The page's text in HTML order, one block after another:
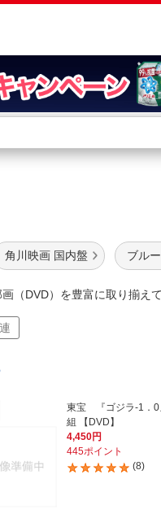
角川映画 国内盤 ブル
（DVD）を豊富に取り揃えて
東宝 『ゴジラ-1．0
組 【DVD】
4,450円
445ポイント
(8)